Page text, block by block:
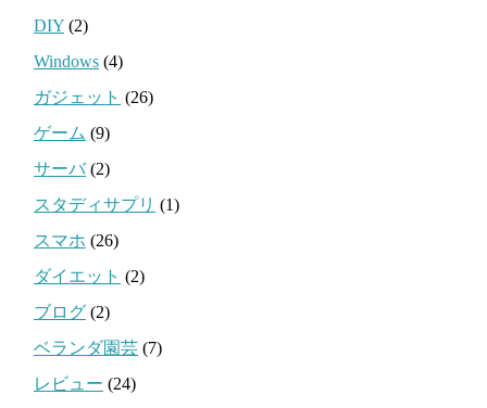
DIY (2)
Windows (4)
ガジェット (26)
ゲーム (9)
サーバ(2)
スタディサプリ (1)
スマホ (26)
ダイエット (2)
ブログ (2)
ベランダ園芸 (7)
レビュー (24)